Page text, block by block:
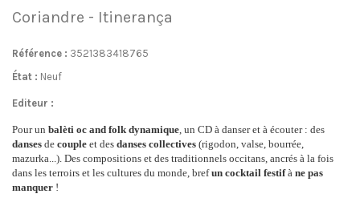
Coriandre - Itinerança
Référence : 3521383418765
État : Neuf
Editeur :
Pour un balèti oc and folk dynamique, un CD à danser et à écouter : des
danses de couple et des danses collectives (rigodon, valse, bourrée,
mazurka...). Des compositions et des traditionnels occitans, ancrés à la fois
dans les terroirs et les cultures du monde, brefun cocktail festifà ne pas
manquer !